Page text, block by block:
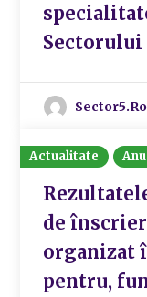
Sectorului
Sector5.ro
Actualitate
de
organizat
pentru,